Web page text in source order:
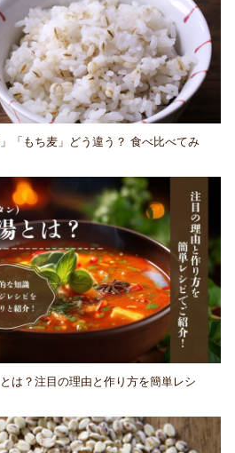
「もち麦」どう違う？ 食べ比べてみ
は？注目の理由と作り方を簡単レシ